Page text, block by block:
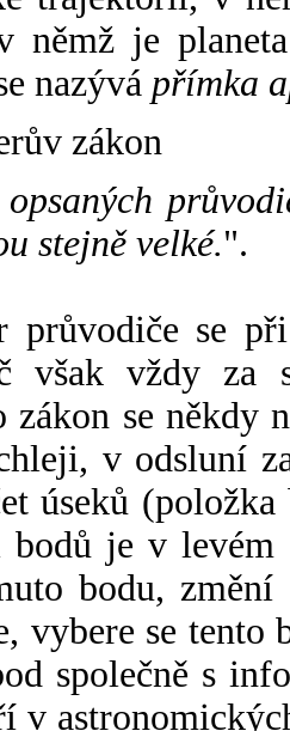
němž je
nazývá přímka
zákon
stejně velké.".
průvodiče se
však vždy za
zákon se někdy
v odsluní
úseků
bodů je v
bodu,
vybere se tento
společně s
v